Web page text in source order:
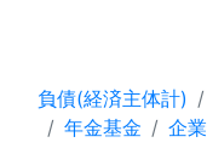
負債(経済主体計)
年金基金
企